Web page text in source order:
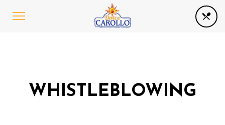
WHISTLEBLOWING